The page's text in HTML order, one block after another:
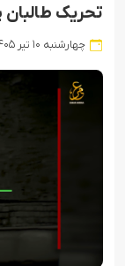
تحریک طالبان
چهارشنبه ۱۰ تیر ۱۴۰۵ - ۲۰:۰۰